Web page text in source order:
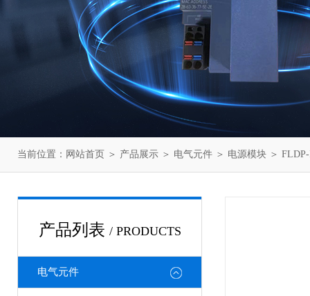
当前位置： 网站首页 ＞ 产品展示 ＞ 电气元件 ＞ 电源模块 ＞
产品列表 / PRODUCTS
电气元件